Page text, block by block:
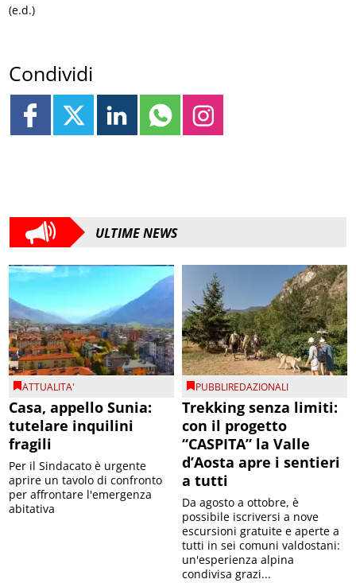
(e.d.)
Condividi
ULTIME NEWS
ATTUALITA'
Casa, appello Sunia:
tutelare inquilini
fragili
Per il Sindacato è urgente
aprire un tavolo di confronto
per affrontare l'emergenza
abitativa
PUBBLIREDAZIONALI
Trekking senza limiti:
con il progetto
“CASPITA” la Valle
d’Aosta apre i sentieri
a tutti
Da agosto a ottobre, è
possibile iscriversi a nove
escursioni gratuite e aperte a
tutti in sei comuni valdostani:
un'esperienza alpina
condivisa grazi...